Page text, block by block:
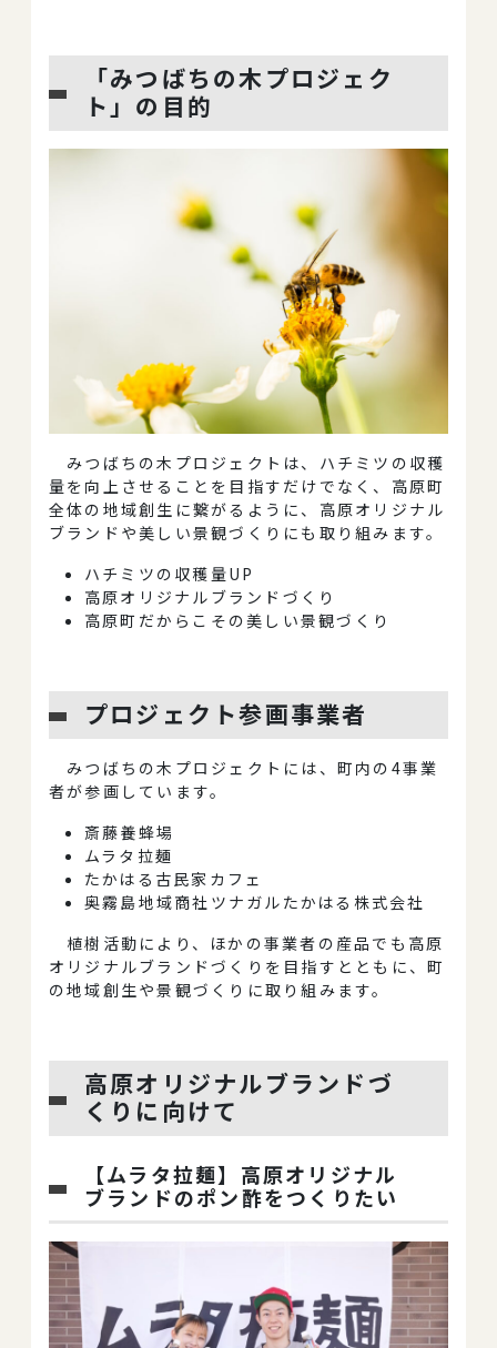
「みつばちの木プロジェク
ト」の目的
みつばちの木プロジェクトは、ハチミツの収穫
量を向上させることを目指すだけでなく、高原町
全体の地域創生に繋がるように、高原オリジナル
ブランドや美しい景観づくりにも取り組みます。
ハチミツの収穫量UP
高原オリジナルブランドづくり
高原町だからこその美しい景観づくり
プロジェクト参画事業者
みつばちの木プロジェクトには、町内の4事業
者が参画しています。
斎藤養蜂場
ムラタ拉麺
たかはる古民家カフェ
奥霧島地域商社ツナガルたかはる株式会社
植樹活動により、ほかの事業者の産品でも高原
オリジナルブランドづくりを目指すとともに、町
の地域創生や景観づくりに取り組みます。
高原オリジナルブランドづ
くりに向けて
【ムラタ拉麺】高原オリジナル
ブランドのポン酢をつくりたい